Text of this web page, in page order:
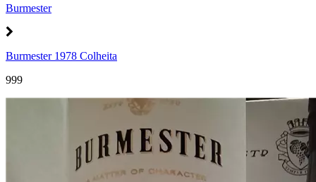
Burmester
Burmester 1978 Colheita
999